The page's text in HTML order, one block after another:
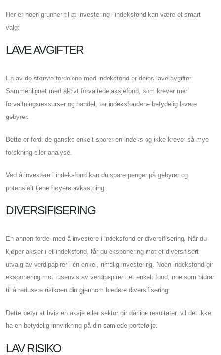
Her er noen grunner til at investering i indeksfond kan være et smart
valg:
LAVE AVGIFTER
En av de største fordelene med indeksfond er deres lave avgifter.
Sammenlignet med aktivt forvaltede aksjefond, som krever mer
forvaltningsressurser og handel, tar indeksfondene betydelig lavere
gebyrer.
Dette er fordi de ganske enkelt sporer en indeks og ikke krever så mye
forskning eller analyse.
Ved å investere i indeksfond kan du spare penger på gebyrer og
potensielt tjene høyere avkastning.
DIVERSIFISERING
En annen fordel med å investere i indeksfond er diversifisering. Når du
kjøper aksjer i et indeksfond, får du eksponering mot et diversifisert
utvalg av verdipapirer i én enkel, rimelig investering. Noen indeksfond gir
eksponering mot tusenvis av verdipapirer i et enkelt fond, noe som bidrar
til å redusere risikoen din gjennom bredere diversifisering.
Dette betyr at hvis en aksje eller sektor gir dårlige resultater, vil det ikke
ha en betydelig innvirkning på din samlede portefølje.
LAV RISIKO